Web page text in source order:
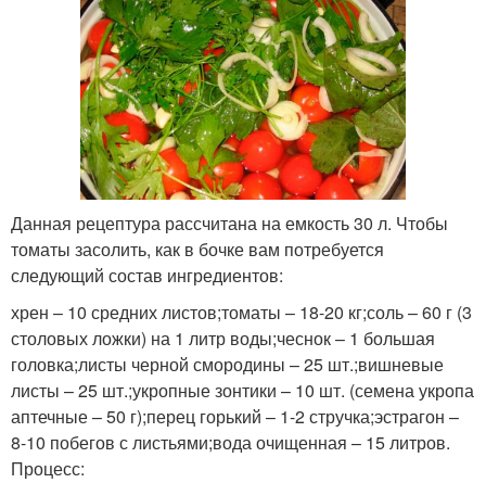
Данная рецептура рассчитана на емкость 30 л. Чтобы
томаты засолить, как в бочке вам потребуется
следующий состав ингредиентов:
хрен – 10 средних листов;томаты – 18-20 кг;соль – 60 г (3
столовых ложки) на 1 литр воды;чеснок – 1 большая
головка;листы черной смородины – 25 шт.;вишневые
листы – 25 шт.;укропные зонтики – 10 шт. (семена укропа
аптечные – 50 г);перец горький – 1-2 стручка;эстрагон –
8-10 побегов с листьями;вода очищенная – 15 литров.
Процесс: